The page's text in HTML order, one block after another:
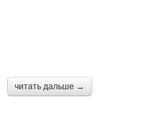
читать дальше →